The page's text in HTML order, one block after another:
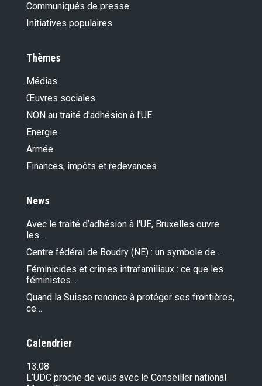
Communiqués de presse
Initiatives populaires
Thèmes
Médias
Œuvres sociales
NON au traité d'adhésion à l'UE
Energie
Armée
Finances, impôts et redevances
News
Avec le traité d’adhésion à l'UE, Bruxelles ouvre
les…
Centre fédéral de Boudry (NE) : un symbole de…
Féminicides et crimes intrafamiliaux : ce que les
féministes…
Quand la Suisse renonce à protéger ses frontières,
ce…
Calendrier
13.08
L’UDC proche de vous avec le Conseiller national